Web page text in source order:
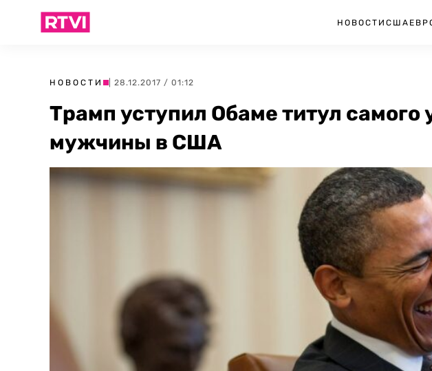
НОВОСТИ США
НОВОСТИ | 28.12.2017 / 01:12
Трамп уступил Обаме титул самого
мужчины в США